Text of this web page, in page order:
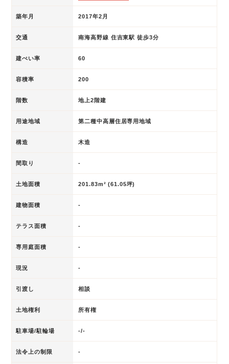
築年月 2017年2月
交通 南海高野線 住吉東駅 徒歩3分
建ぺい率 60
容積率 200
階数 地上2階建
用途地域 第二種中高層住居専用地域
構造 木造
間取り -
土地面積 201.83m² (61.05坪)
建物面積 -
テラス面積 -
専用庭面積 -
現況 -
引渡し 相談
土地権利 所有権
駐車場/駐輪場 -/-
法令上の制限 -